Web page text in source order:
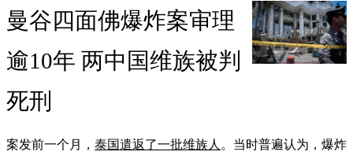
曼谷四面佛爆炸案审理
逾10年 两中国维族被判
死刑
案发前一个月， 泰国遣返了一批维族人。当时普遍认为，爆炸